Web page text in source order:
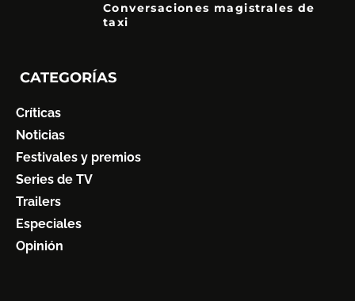
Conversaciones magistrales de
taxi
CATEGORÍAS
Críticas
Noticias
Festivales y premios
Series de TV
Trailers
Especiales
Opinión